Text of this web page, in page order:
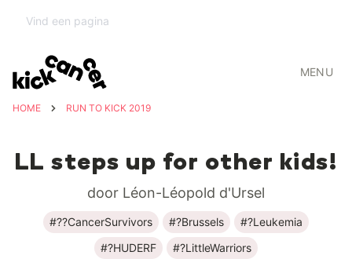
MENU
HOME RUN TO KICK 2019
LL steps up for other kids!
door Léon-Léopold d'Ursel
#??CancerSurvivors #?Brussels
#?Leukemia
#?HUDERF
#?LittleWarriors